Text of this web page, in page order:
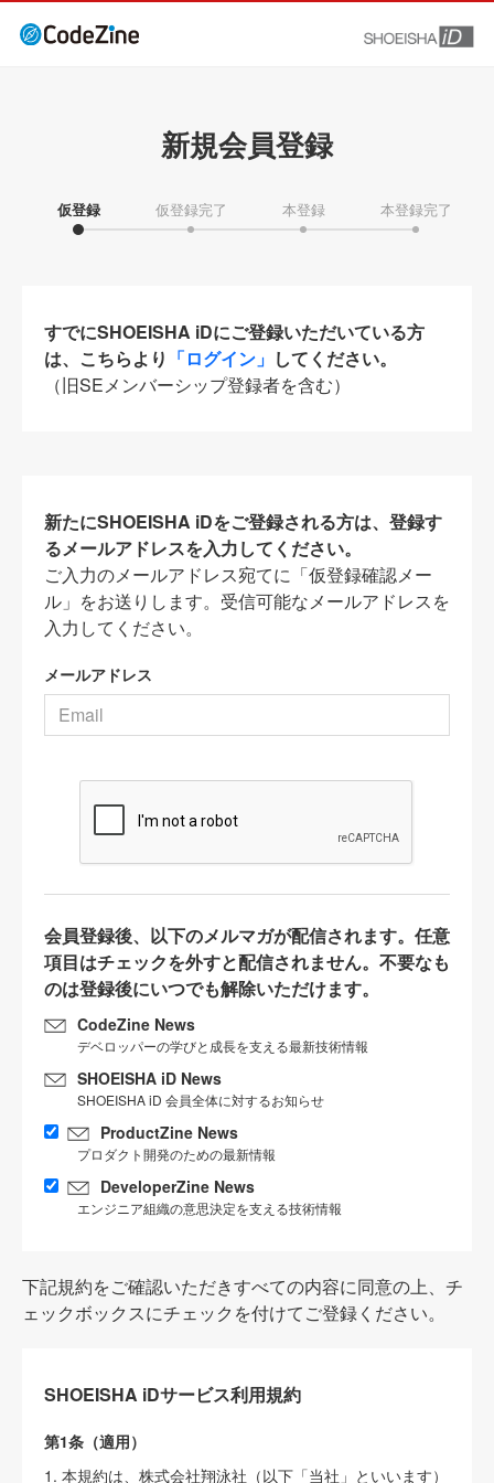
新規会員登録
仮登録 仮登録完了 本登録 本登録完了
すでにSHOEISHA iDにご登録いただいている方
は、こちらより 「ログイン」 してください。
（旧SEメンバーシップ登録者を含む）
新たにSHOEISHA iDをご登録される方は、登録す
るメールアドレスを入力してください。
ご入力のメールアドレス宛てに「仮登録確認メー
ル」をお送りします。受信可能なメールアドレスを
入力してください。
メールアドレス
会員登録後、以下のメルマガが配信されます。任意
項目はチェックを外すと配信されません。不要なも
のは登録後にいつでも解除いただけます。
CodeZine News
デベロッパーの学びと成長を支える最新技術情報
SHOEISHA iD News
SHOEISHA iD 会員全体に対するお知らせ
ProductZine News
プロダクト開発のための最新情報
DeveloperZine News
エンジニア組織の意思決定を支える技術情報
下記規約をご確認いただきすべての内容に同意の上、チ
ェックボックスにチェックを付けてご登録ください。
SHOEISHA iDサービス利用規約
第1条（適用）
1. 本規約は、株式会社翔泳社（以下「当社」といいます）